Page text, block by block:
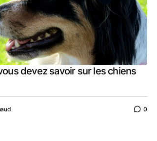
devez savoir sur les chiens
0